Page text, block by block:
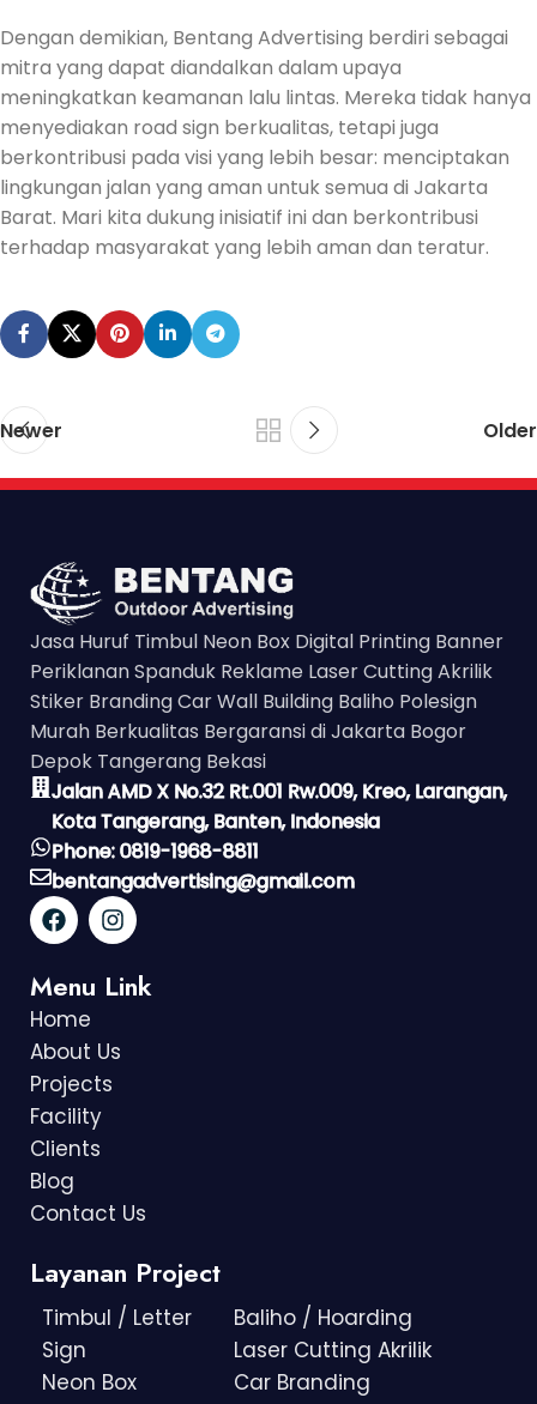
Dengan demikian, Bentang Advertising berdiri sebagai
mitra yang dapat diandalkan dalam upaya
meningkatkan keamanan lalu lintas. Mereka tidak hanya
menyediakan road sign berkualitas, tetapi juga
berkontribusi pada visi yang lebih besar: menciptakan
lingkungan jalan yang aman untuk semua di Jakarta
Barat. Mari kita dukung inisiatif ini dan berkontribusi
terhadap masyarakat yang lebih aman dan teratur.
Newer Older
Jasa Huruf Timbul Neon Box Digital Printing Banner
Periklanan Spanduk Reklame Laser Cutting Akrilik
Stiker Branding Car Wall Building Baliho Polesign
Murah Berkualitas Bergaransi di Jakarta Bogor
Depok Tangerang Bekasi
Jalan AMD X No.32 Rt.001 Rw.009, Kreo, Larangan,
Kota Tangerang, Banten, Indonesia
Phone: 0819-1968-8811
bentangadvertising@gmail.com
Menu Link
Home
About Us
Projects
Facility
Clients
Blog
Contact Us
Layanan Project
Timbul / Letter
Sign
Neon Box
Baliho / Hoarding
Laser Cutting Akrilik
Car Branding